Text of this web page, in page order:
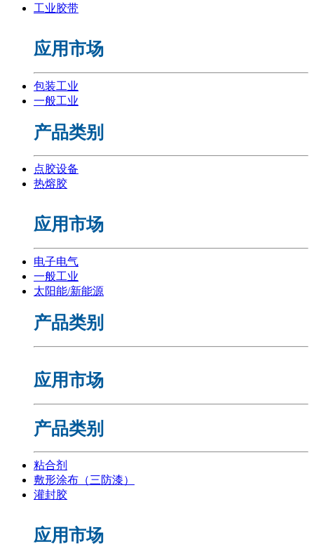
工业胶带
应用市场
包装工业
一般工业
产品类别
点胶设备
热熔胶
应用市场
电子电气
一般工业
太阳能/新能源
产品类别
应用市场
产品类别
粘合剂
敷形涂布（三防漆）
灌封胶
应用市场